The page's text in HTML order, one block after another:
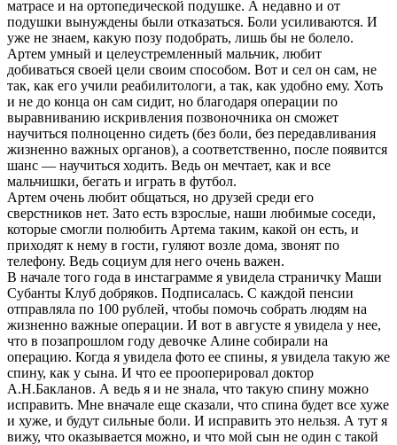
матрасе и на ортопедической подушке. А недавно и от
подушки вынуждены были отказаться. Боли усиливаются. И
уже не знаем, какую позу подобрать, лишь бы не болело.
Артем умный и целеустремленный мальчик, любит
добиваться своей цели своим способом. Вот и сел он сам, не
так, как его учили реабилитологи, а так, как удобно ему. Хоть
и не до конца он сам сидит, но благодаря операции по
выравниванию искривления позвоночника он сможет
научиться полноценно сидеть (без боли, без передавливания
жизненно важных органов), а соответственно, после появится
шанс — научиться ходить. Ведь он мечтает, как и все
мальчишки, бегать и играть в футбол.
Артем очень любит общаться, но друзей среди его
сверстников нет. Зато есть взрослые, наши любимые соседи,
которые смогли полюбить Артема таким, какой он есть, и
приходят к нему в гости, гуляют возле дома, звонят по
телефону. Ведь социум для него очень важен.
В начале того года в инстаграмме я увидела страничку Маши
Субанты Клуб добряков. Подписалась. С каждой пенсии
отправляла по 100 рублей, чтобы помочь собрать людям на
жизненно важные операции. И вот в августе я увидела у нее,
что в позапрошлом году девочке Алине собирали на
операцию. Когда я увидела фото ее спины, я увидела такую же
спину, как у сына. И что ее прооперировал доктор
А.Н.Бакланов. А ведь я и не знала, что такую спину можно
исправить. Мне вначале еще сказали, что спина будет все хуже
и хуже, и будут сильные боли. И исправить это нельзя. А тут я
вижу, что оказывается можно, и что мой сын не один с такой